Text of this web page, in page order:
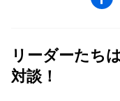
リーダーたち
対談！